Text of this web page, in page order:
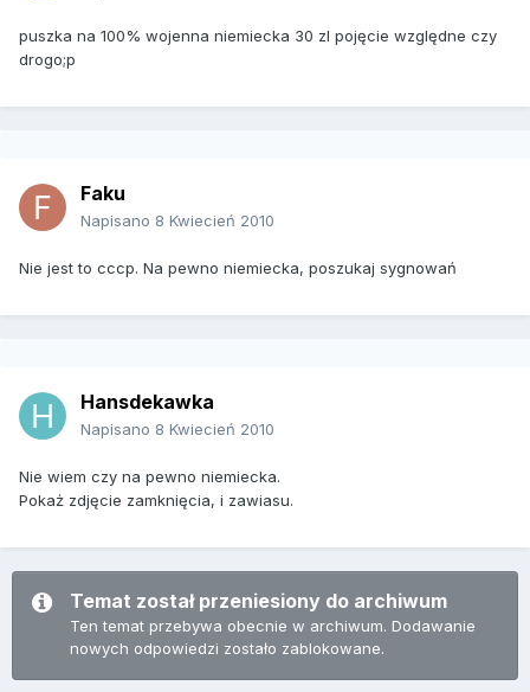
puszka na 100% wojenna niemiecka 30 zl pojęcie względne czy
drogo;p
Faku
Napisano 8 Kwiecień 2010
Nie jest to cccp. Na pewno niemiecka, poszukaj sygnowań
Hansdekawka
Napisano 8 Kwiecień 2010
Nie wiem czy na pewno niemiecka.
Pokaż zdjęcie zamknięcia, i zawiasu.
Temat został przeniesiony do archiwum
Ten temat przebywa obecnie w archiwum. Dodawanie
nowych odpowiedzi zostało zablokowane.